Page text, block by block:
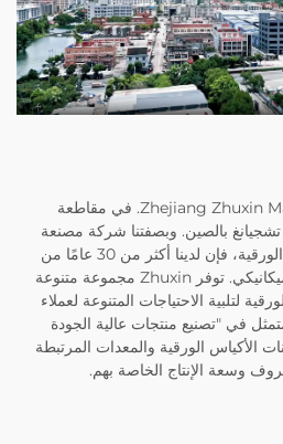
تقع شركة Zhejiang Zhuxin Machinery Co., Ltd. في مقاطعة
تشجيانغ بالصين. وبصفتنا شركة مصنعة
متخصصة في ماكينات الأكياس الورقية، فإن لدينا أكثر من 30 عامًا من
الخبرة في التصميم والتصنيع الميكانيكي. توفر Zhuxin مجموعة متنوعة
لتلبية الاحتياجات المتنوعة لعملاء
في "تصنيع منتجات عالية الجودة
الأكياس الورقية والمعدات المرتبطة
وسعة الإنتاج الخاصة بهم.